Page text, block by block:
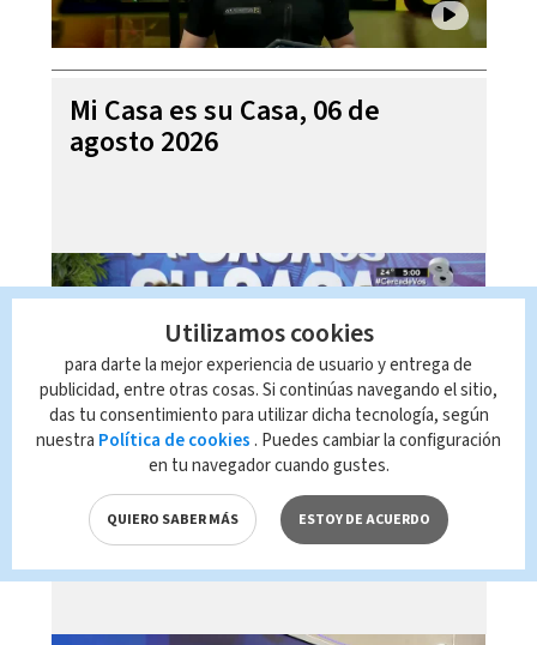
Mi Casa es su Casa, 06 de
agosto 2026
Telediario En Directo con Paula
Brenes, 06 de agosto 2026
Utilizamos cookies
para darte la mejor experiencia de usuario y entrega de
publicidad, entre otras cosas. Si continúas navegando el sitio,
das tu consentimiento para utilizar dicha tecnología, según
nuestra Política de cookies . Puedes cambiar la configuración
en tu navegador cuando gustes.
QUIERO SABER MÁS ESTOY DE ACUERDO